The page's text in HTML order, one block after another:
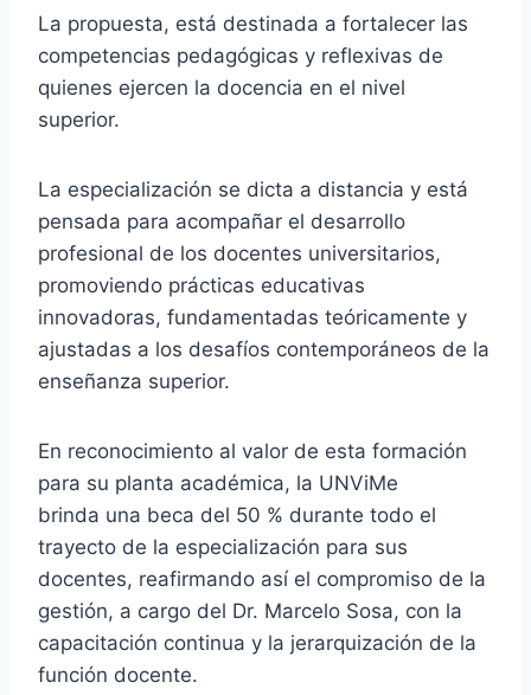
La propuesta, está destinada a fortalecer las
competencias pedagógicas y reflexivas de
quienes ejercen la docencia en el nivel
superior.
La especialización se dicta a distancia y está
pensada para acompañar el desarrollo
profesional de los docentes universitarios,
promoviendo prácticas educativas
innovadoras, fundamentadas teóricamente y
ajustadas a los desafíos contemporáneos de la
enseñanza superior.
En reconocimiento al valor de esta formación
para su planta académica, la UNViMe
brinda una beca del 50 % durante todo el
trayecto de la especialización para sus
docentes, reafirmando así el compromiso de la
gestión, a cargo del Dr. Marcelo Sosa, con la
capacitación continua y la jerarquización de la
función docente.